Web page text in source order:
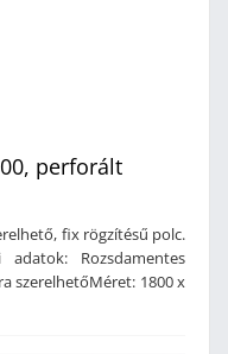
perforált
fix rögzítésű polc.
adatok: Rozsdamentes
szerelhetőMéret: 1800 x